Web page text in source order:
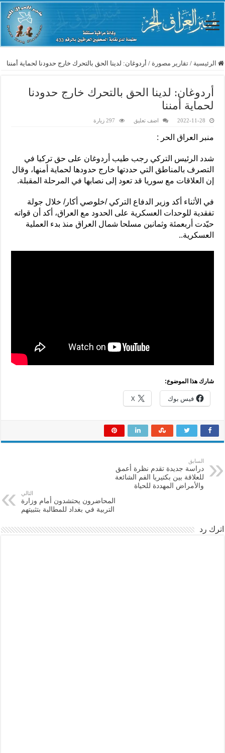
الرئيسية / تقارير مصورة / أردوغان: لدينا الحق بالتحرك خارج حدودنا لحماية أمننا
أردوغان: لدينا الحق بالتحرك خارج حدودنا
لحماية أمننا
2022-11-28 اضف تعليق 297 زيارة
منبر العراق الحر :
شدد الرئيس التركي رجب طيب أردوغان على حق تركيا في
التصرف بالمناطق التي حددتها خارج حدودها لحماية أمنها، وقال
إن العلاقات مع سوريا قد تعود إلى نصابها في المرحلة المقبلة.
في الأثناء أكد وزير الدفاع التركي /خلوصي أكار/ خلال جولة
تفقدية للوحدات العسكرية على الحدود مع العراق، أكد أن قواته
حيّدت أربعمئة وثمانين مسلحا شمال العراق منذ بدء العملية
العسكرية..
شارك هذا الموضوع:
فيس بوك X
السابق
دراسة جديدة تقدم نظرة أعمق
للعلاقة بين بكتيريا الفم الشائعة
والأمراض المهددة للحياة
التالي
المحاضرون يحتشدون أمام وزارة
التربية في بغداد للمطالبة بتثبيتهم
اترك رد